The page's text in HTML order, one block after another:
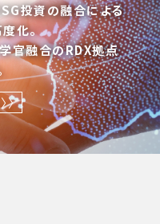
投資の融合による
化。
官融合のRDX拠点
〉